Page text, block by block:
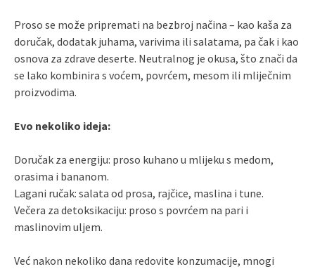
Proso se može pripremati na bezbroj načina – kao kaša za
doručak, dodatak juhama, varivima ili salatama, pa čak i kao
osnova za zdrave deserte. Neutralnog je okusa, što znači da
se lako kombinira s voćem, povrćem, mesom ili mliječnim
proizvodima.
Evo nekoliko ideja:
Doručak za energiju: proso kuhano u mlijeku s medom,
orasima i bananom.
Lagani ručak: salata od prosa, rajčice, maslina i tune.
Večera za detoksikaciju: proso s povrćem na pari i
maslinovim uljem.
Već nakon nekoliko dana redovite konzumacije, mnogi